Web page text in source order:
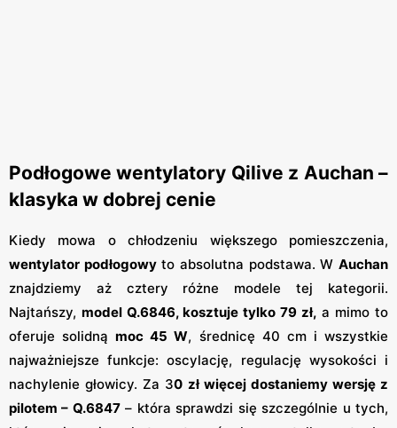
Podłogowe wentylatory Qilive z Auchan –
klasyka w dobrej cenie
Kiedy mowa o chłodzeniu większego pomieszczenia,
wentylator podłogowyto absolutna podstawa. WAuchan
znajdziemy aż cztery różne modele tej kategorii.
Najtańszy, model Q.6846, kosztuje tylko 79 zł, a mimo to
oferuje solidnąmoc 45 W, średnicę 40 cm i wszystkie
najważniejsze funkcje: oscylację, regulację wysokości i
nachylenie głowicy. Za 30 zł więcej dostaniemy wersję z
pilotem – Q.6847– która sprawdzi się szczególnie u tych,